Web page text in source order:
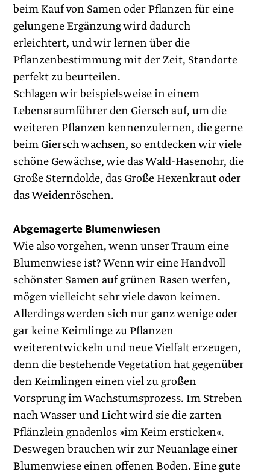
beim Kauf von Samen oder Pflanzen für eine
gelungene Ergänzung wird dadurch
erleichtert, und wir lernen über die
Pflanzenbestimmung mit der Zeit, Standorte
perfekt zu beurteilen.
Schlagen wir beispielsweise in einem
Lebensraumführer den Giersch auf, um die
weiteren Pflanzen kennenzulernen, die gerne
beim Giersch wachsen, so entdecken wir viele
schöne Gewächse, wie das Wald-Hasenohr, die
Große Sterndolde, das Große Hexenkraut oder
das Weidenröschen.
Abgemagerte Blumenwiesen
Wie also vorgehen, wenn unser Traum eine
Blumenwiese ist? Wenn wir eine Handvoll
schönster Samen auf grünen Rasen werfen,
mögen vielleicht sehr viele davon keimen.
Allerdings werden sich nur ganz wenige oder
gar keine Keimlinge zu Pflanzen
weiterentwickeln und neue Vielfalt erzeugen,
denn die bestehende Vegetation hat gegenüber
den Keimlingen einen viel zu großen
Vorsprung im Wachstumsprozess. Im Streben
nach Wasser und Licht wird sie die zarten
Pflänzlein gnadenlos »im Keim ersticken«.
Deswegen brauchen wir zur Neuanlage einer
Blumenwiese einen offenen Boden. Eine gute